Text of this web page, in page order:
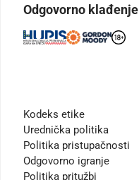
Odgovorno klađenje
Kodeks etike
Urednička politika
Politika pristupačnosti
Odgovorno igranje
Politika pritužbi